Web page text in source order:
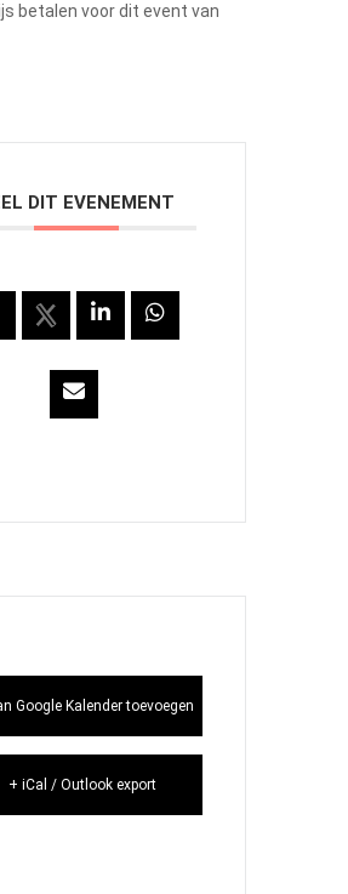
betalen voor dit event van
DIT EVENEMENT
Google Kalender toevoegen
+ iCal / Outlook export